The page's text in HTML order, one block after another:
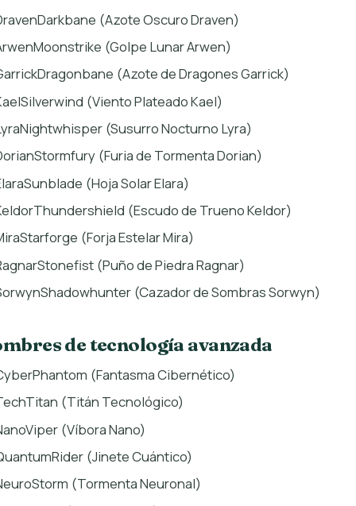
(Azote Oscuro Draven)
(Golpe Lunar Arwen)
(Azote de Dragones Garrick)
(Viento Plateado Kael)
(Susurro Nocturno Lyra)
(Furia de Tormenta Dorian)
(Hoja Solar Elara)
(Escudo de Trueno Keldor)
(Forja Estelar Mira)
(Puño de Piedra Ragnar)
(Cazador de Sombras Sorwyn)
de tecnología avanzada
(Fantasma Cibernético)
(Titán Tecnológico)
(Víbora Nano)
(Jinete Cuántico)
(Tormenta Neuronal)